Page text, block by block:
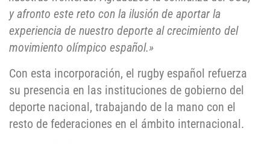
y afronto este reto con la ilusión de aportar la
experiencia de nuestro deporte al crecimiento del
movimiento olímpico español.»
Con esta incorporación, el rugby español refuerza
su presencia en las instituciones de gobierno del
deporte nacional, trabajando de la mano con el
resto de federaciones en el ámbito internacional.